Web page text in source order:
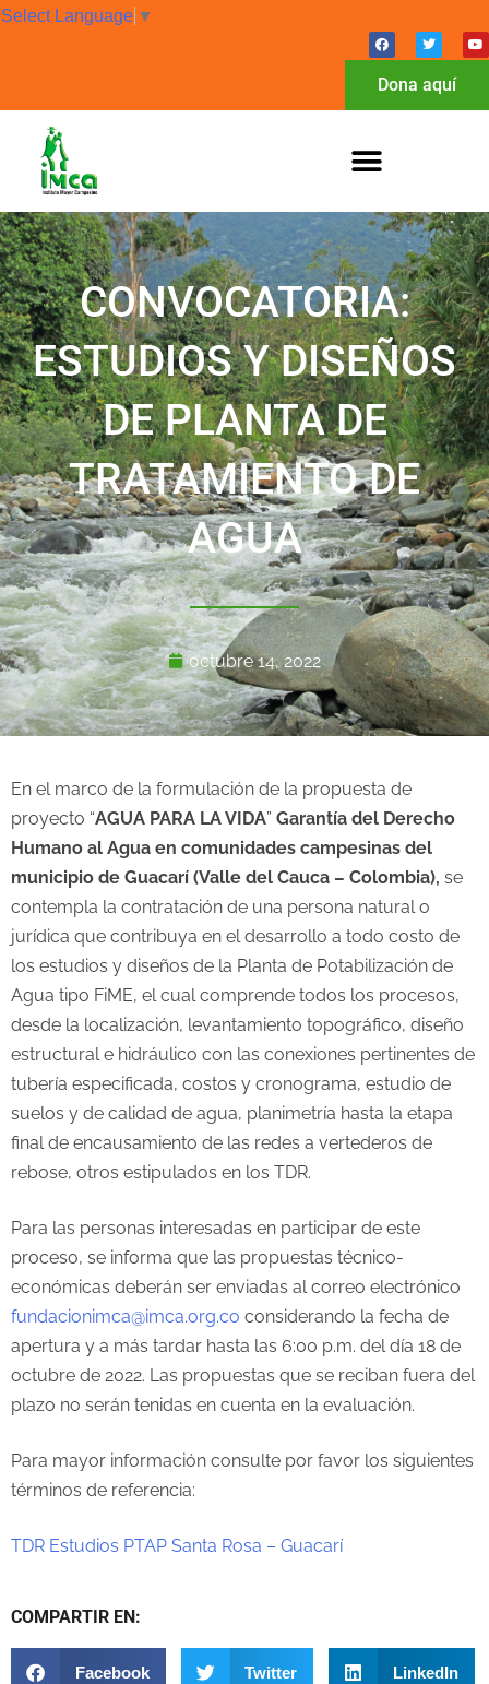
Select Language ▼
Dona aquí
CONVOCATORIA:
ESTUDIOS Y DISEÑOS
DE PLANTA DE
TRATAMIENTO DE
AGUA
octubre 14, 2022
En el marco de la formulación de la propuesta de
proyecto “AGUA PARA LA VIDA” Garantía del Derecho
Humano al Agua en comunidades campesinas del
municipio de Guacarí (Valle del Cauca – Colombia), se
contempla la contratación de una persona natural o
jurídica que contribuya en el desarrollo a todo costo de
los estudios y diseños de la Planta de Potabilización de
Agua tipo FiME, el cual comprende todos los procesos,
desde la localización, levantamiento topográfico, diseño
estructural e hidráulico con las conexiones pertinentes de
tubería especificada, costos y cronograma, estudio de
suelos y de calidad de agua, planimetría hasta la etapa
final de encausamiento de las redes a vertederos de
rebose, otros estipulados en los TDR.
Para las personas interesadas en participar de este
proceso, se informa que las propuestas técnico-
económicas deberán ser enviadas al correo electrónico
fundacionimca@imca.org.co considerando la fecha de
apertura y a más tardar hasta las 6:00 p.m. del día 18 de
octubre de 2022. Las propuestas que se reciban fuera del
plazo no serán tenidas en cuenta en la evaluación.
Para mayor información consulte por favor los siguientes
términos de referencia:
TDR Estudios PTAP Santa Rosa – Guacarí
COMPARTIR EN:
Facebook Twitter LinkedIn